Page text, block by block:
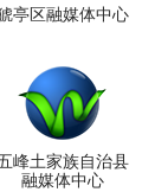
亭区融媒体中心
峰土家族自治县
融媒体中心